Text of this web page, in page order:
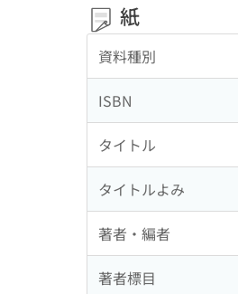
紙
資料種別
ISBN
タイトル
タイトルよみ
著者・編者
著者標目